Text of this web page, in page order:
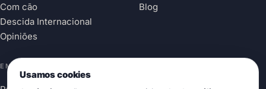
Com cão
Descida Internacional
Opiniões
Blog
EMPRESA
Usamos cookies